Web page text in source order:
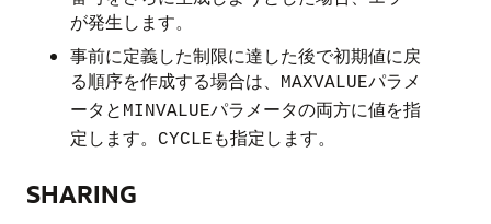
が発生します。
事前に定義した制限に達した後で初期値に戻
る順序を作成する場合は、
MAXVALUEパラメ
ータと MINVALUEパラメータの両方に値を指
定します。
CYCLE も指定します。
SHARING